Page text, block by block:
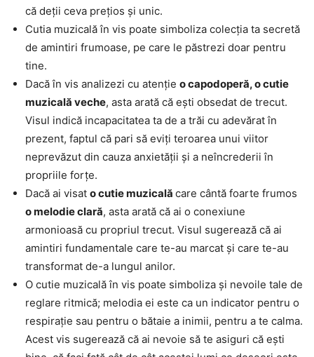
că deții ceva prețios și unic.
Cutia muzicală în vis poate simboliza colecția ta secretă
de amintiri frumoase, pe care le păstrezi doar pentru
tine.
Dacă în vis analizezi cu atenție o capodoperă, o cutie
muzicală veche, asta arată că ești obsedat de trecut.
Visul indică incapacitatea ta de a trăi cu adevărat în
prezent, faptul că pari să eviți teroarea unui viitor
neprevăzut din cauza anxietății și a neîncrederii în
propriile forțe.
Dacă ai visat o cutie muzicală care cântă foarte frumos
o melodie clară, asta arată că ai o conexiune
armonioasă cu propriul trecut. Visul sugerează că ai
amintiri fundamentale care te-au marcat și care te-au
transformat de-a lungul anilor.
O cutie muzicală în vis poate simboliza și nevoile tale de
reglare ritmică; melodia ei este ca un indicator pentru o
respirație sau pentru o bătaie a inimii, pentru a te calma.
Acest vis sugerează că ai nevoie să te asiguri că ești